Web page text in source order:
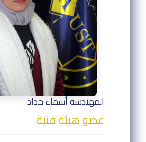
المهندسة أسماء حداد
عضو هيئة فنية